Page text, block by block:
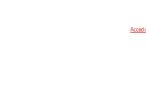
Accedi